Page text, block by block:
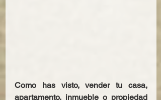
Como has visto, vender tu casa,
apartamento, inmueble o propiedad